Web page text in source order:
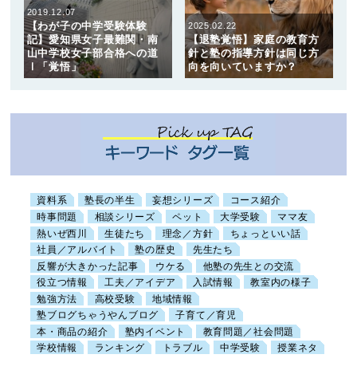
2019.12.07
【わが子の中学受験体験
記】愛知県女子最難関・南
山中学校女子部合格への道
Ⅰ「覚悟」
2025.02.22
【退塾覚悟】家庭の教育方
針と塾の指導方針は同じ方
向を向いていますか？
資料系 塾長の半生 妄想シリーズ
コース紹介
時事問題
相談シリーズ ペット 大学受験
ママ友
熱いぜ西川
生徒たち 理念／方針
ちょっといい話
社員／アルバイト
塾の歴史
先生たち
反響が大きかった記事
ウケる
他塾の先生との交流
役立つ情報
工夫／アイデア 入試情報
教室内の様子
勉強方法
高校受験
地域情報
塾ブログちゃうやんブログ
子育て／育児
本・商品の紹介
塾内イベント
教育問題／社会問題
学校情報
ランキング トラブル 中学受験 授業ネタ